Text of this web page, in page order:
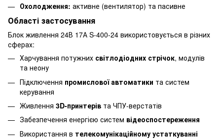
Охолодження: активне (вентилятор) та пасивне
Області застосування
Блок живлення 24В 17А S-400-24 використовується в різних
сферах:
Харчування потужних світлодіодних стрічок, модулів
та неону
Підключення промислової автоматики та систем
керування
Живлення 3D-принтерів та ЧПУ-верстатів
Забезпечення енергією систем відеоспостереження
Використання в телекомунікаційному устаткуванні